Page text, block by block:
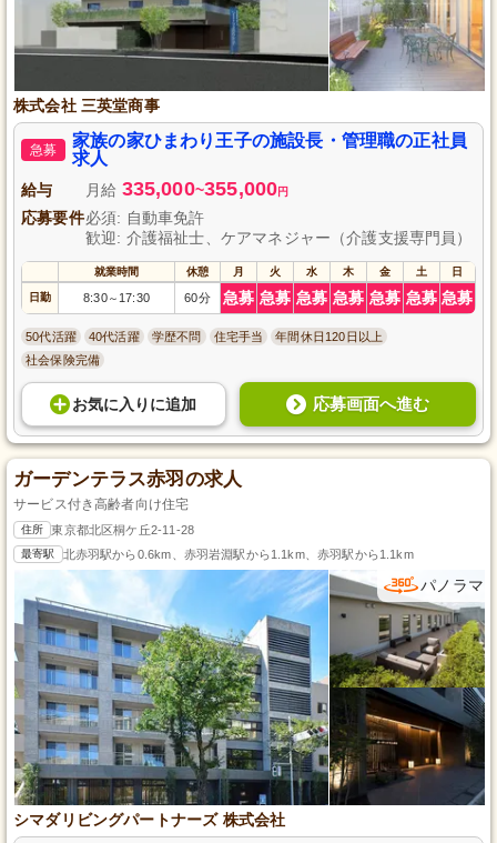
株式会社 三英堂商事
急募
家族の家ひまわり王子の施設長・管理職の正社員
求人
給与 月給 335,000~355,000円
応募要件必須: 自動車免許
歓迎: 介護福祉士、ケアマネジャー（介護支援専門員）
就業時間 休憩 月 火 水 木 金 土 日
日勤 8:30～ 17:30 60分 急募 急募 急募 急募 急募 急募 急募
50代活躍 40代活躍 学歴不問 住宅手当
年間休日120日以上
社会保険完備
お気に入り に追加 応募画面へ進む
ガーデンテラス赤羽の求人
サービス付き高齢者向け住宅
住所 東京都北区桐ケ丘2-11-28
最寄駅 北赤羽駅から0.6km、赤羽岩淵駅から1.1km、赤羽駅から1.1km
パノラマ
シマダリビングパートナーズ 株式会社